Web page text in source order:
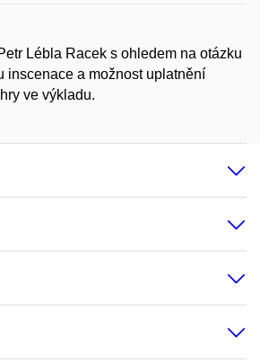
Lébla Racek s ohledem na otázku
inscenace a možnost uplatnění
ve výkladu.